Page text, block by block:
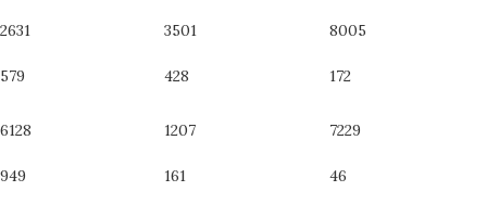
2631
579
3501
428
8005
172
6128
949
1207
161
7229
46